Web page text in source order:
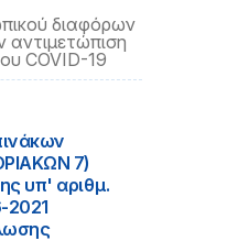
διαφόρων
αντιμετώπιση
COVID-19
7)
υπ' αριθμ.
2021